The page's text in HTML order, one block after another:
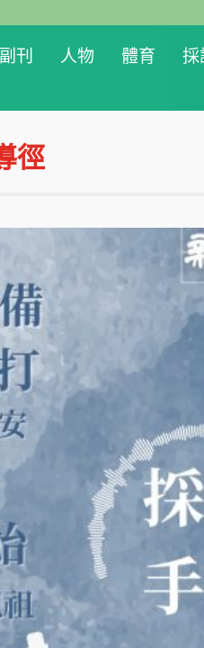
副刊 人物 體育
採
徑